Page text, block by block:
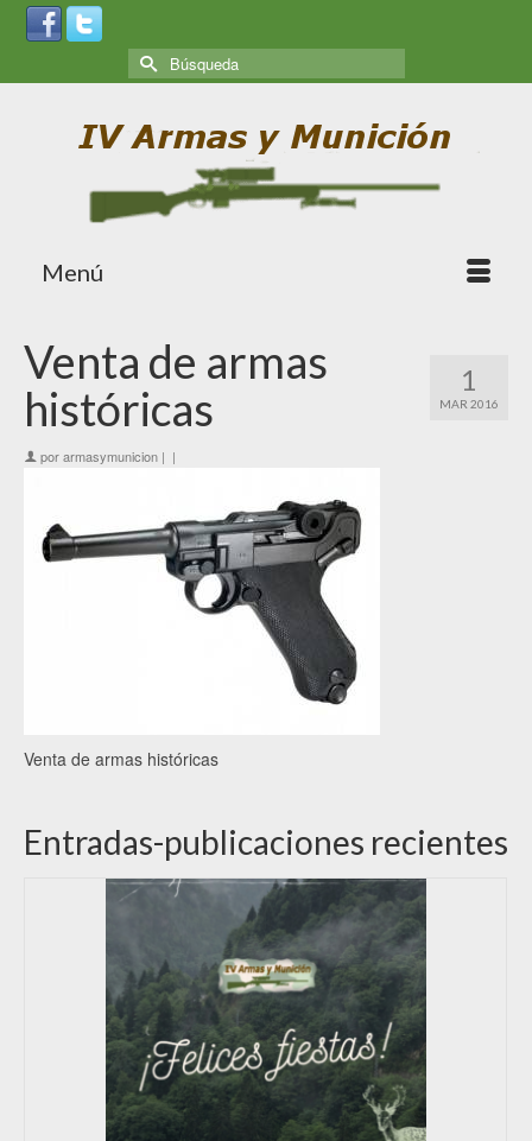
Menú
1
MAR 2016
Venta de armas
históricas
porarmasymunicion | |
Venta de armas históricas
Entradas-publicaciones recientes